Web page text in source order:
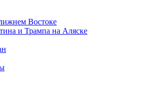
Востоке
и Трампа на Аляске